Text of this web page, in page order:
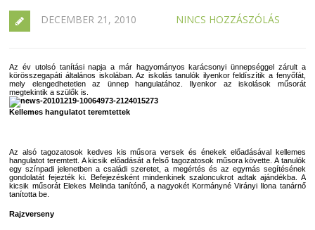
DECEMBER 21, 2010 NINCS HOZZÁSZÓLÁS
Az év utolsó tanítási napja a már hagyományos karácsonyi ünnepséggel zárult a
körösszegapáti általános iskolában. Az iskolás tanulók ilyenkor feldíszítik a fenyőfát,
mely elengedhetetlen az ünnep hangulatához. Ilyenkor az iskolások műsorát
megtekintik a szülők is.
Kellemes hangulatot teremtettek
Az alsó tagozatosok kedves kis műsora versek és énekek előadásával kellemes
hangulatot teremtett. A kicsik előadását a felső tagozatosok műsora követte. A tanulók
egy színpadi jelenetben a családi szeretet, a megértés és az egymás segítésének
gondolatát fejezték ki. Befejezésként mindenkinek szaloncukrot adtak ajándékba. A
kicsik műsorát Elekes Melinda tanítónő, a nagyokét Kormányné Virányi Ilona tanárnő
tanította be.
Rajzverseny